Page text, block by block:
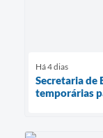
Há 4 dias
Secretaria de
temporárias